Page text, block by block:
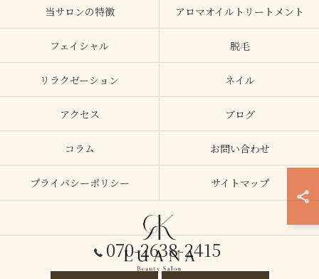
070-2638-2415
当サロンの特徴 アロマオイルトリートメント
フェイシャル 脱毛
リラクゼーション ネイル
アクセス ブログ
コラム お問い合わせ
プライバシーポリシー サイトマップ